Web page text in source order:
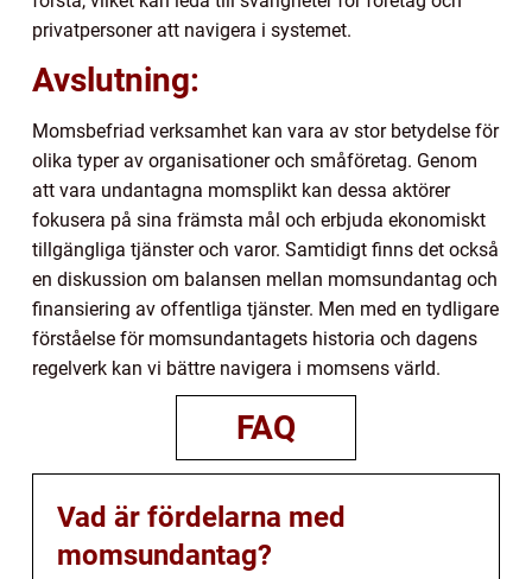
privatpersoner att navigera i systemet.
Avslutning:
Momsbefriad verksamhet kan vara av stor betydelse för
olika typer av organisationer och småföretag. Genom
att vara undantagna momsplikt kan dessa aktörer
fokusera på sina främsta mål och erbjuda ekonomiskt
tillgängliga tjänster och varor. Samtidigt finns det också
en diskussion om balansen mellan momsundantag och
finansiering av offentliga tjänster. Men med en tydligare
förståelse för momsundantagets historia och dagens
regelverk kan vi bättre navigera i momsens värld.
FAQ
Vad är fördelarna med
momsundantag?